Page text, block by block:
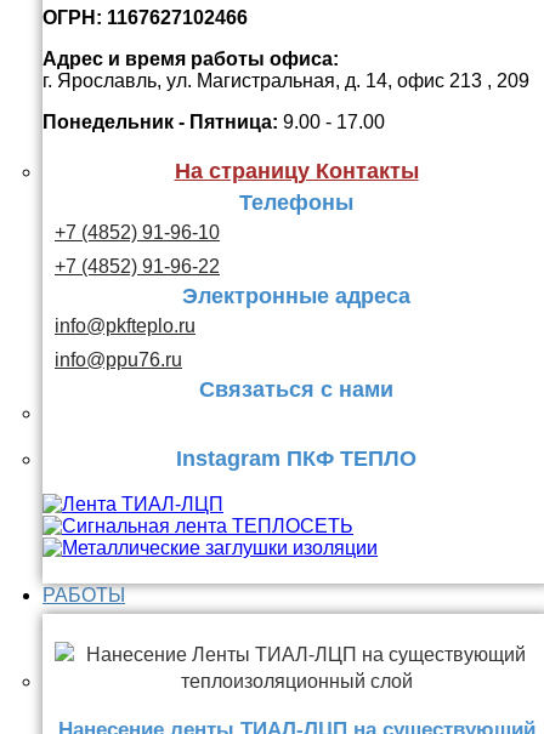
ОГРН: 1167627102466
Адрес и время работы офиса:
г. Ярославль, ул. Магистральная, д. 14, офис 213 , 209
Понедельник - Пятница: 9.00 - 17.00
На страницу Контакты
Телефоны
+7 (4852) 91-96-10
+7 (4852) 91-96-22
Электронные адреса
info@pkfteplo.ru
info@ppu76.ru
Связаться с нами
Instagram ПКФ ТЕПЛО
РАБОТЫ
Нанесение ленты ТИАЛ-ЛЦП на существующий